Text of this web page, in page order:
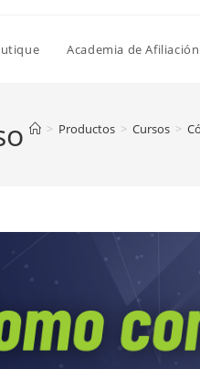
Academia de Afiliación
> Productos > Cursos >